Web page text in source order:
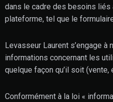
dans le cadre des besoins liés
plateforme, tel que le
Levasseur Laurent s’engage à
informations concernant les
quelque façon qu’il soit (vente,
Conformément à la loi «